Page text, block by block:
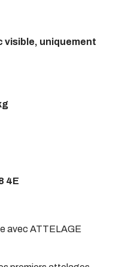
visible, uniquement
4E
avec ATTELAGE